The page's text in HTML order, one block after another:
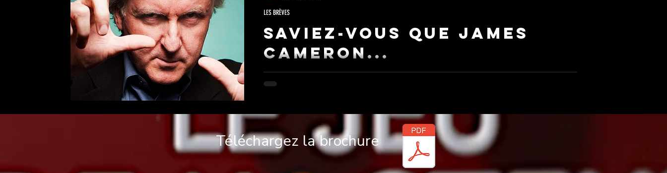
Saviez-vous que james
Cameron...
Lorsque l'on parle de James Cameron, il est difficile de ne pas mentionner ses créations qui
ont redéfini l'industrie du cinéma.
LES BRÈVES
Téléchargez la brochure